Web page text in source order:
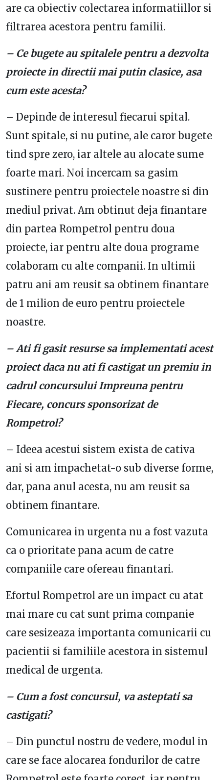
are ca obiectiv colectarea informatiillor si
filtrarea acestora pentru familii.
– Ce bugete au spitalele pentru a dezvolta
proiecte in directii mai putin clasice, asa
cum este acesta?
– Depinde de interesul fiecarui spital.
Sunt spitale, si nu putine, ale caror bugete
tind spre zero, iar altele au alocate sume
foarte mari. Noi incercam sa gasim
sustinere pentru proiectele noastre si din
mediul privat. Am obtinut deja finantare
din partea Rompetrol pentru doua
proiecte, iar pentru alte doua programe
colaboram cu alte companii. In ultimii
patru ani am reusit sa obtinem finantare
de 1 milion de euro pentru proiectele
noastre.
– Ati fi gasit resurse sa implementati acest
proiect daca nu ati fi castigat un premiu in
cadrul concursului Impreuna pentru
Fiecare, concurs sponsorizat de
Rompetrol?
– Ideea acestui sistem exista de cativa
ani si am impachetat-o sub diverse forme,
dar, pana anul acesta, nu am reusit sa
obtinem finantare.
Comunicarea in urgenta nu a fost vazuta
ca o prioritate pana acum de catre
companiile care ofereau finantari.
Efortul Rompetrol are un impact cu atat
mai mare cu cat sunt prima companie
care sesizeaza importanta comunicarii cu
pacientii si familiile acestora in sistemul
medical de urgenta.
– Cum a fost concursul, va asteptati sa
castigati?
– Din punctul nostru de vedere, modul in
care se face alocarea fondurilor de catre